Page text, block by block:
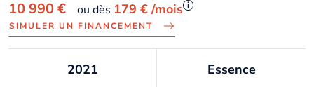
10 990 € ou dès 179 € /mois i
SIMULER UN FINANCEMENT
2021 Essence